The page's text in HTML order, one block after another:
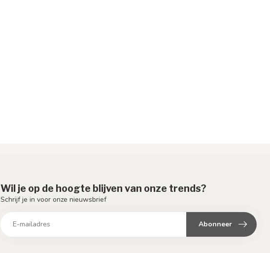
Wil je op de hoogte blijven van onze trends?
Schrijf je in voor onze nieuwsbrief
Abonneer